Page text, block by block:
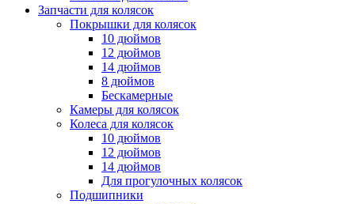
Запчасти для колясок
Покрышки для колясок
10 дюймов
12 дюймов
14 дюймов
8 дюймов
Бескамерные
Камеры для колясок
Колеса для колясок
10 дюймов
12 дюймов
14 дюймов
Для прогулочных колясок
Подшипники